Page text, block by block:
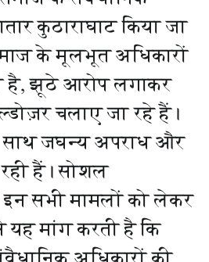
कुठाराघाट किया जा
के मूलभूत अधिकारों
है, झूठे आरोप लगाकर
चलाए जा रहे हैं।
जघन्य अपराध और
हैं। सोशल
इन सभी मामलों को लेकर
मांग करती है कि